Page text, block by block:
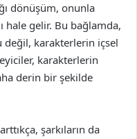
dönüşüm, onunla
hale gelir. Bu bağlamda,
değil, karakterlerin içsel
karakterlerin
derin bir şekilde
şarkıların da